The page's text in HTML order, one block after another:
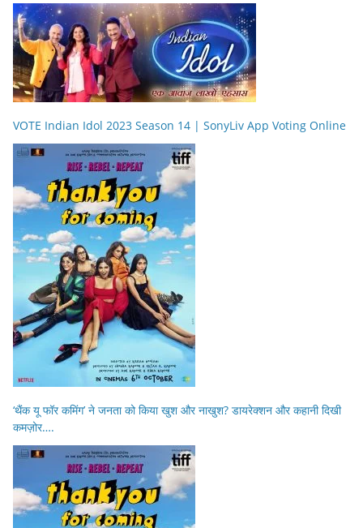
VOTE Indian Idol 2023 Season 14 | SonyLiv App Voting Online
‘थैंक यू फॉर कमिंग’ ने जनता को किया खुश और नाखुश? डायरेक्शन और कहानी दिखी
कमज़ोर….